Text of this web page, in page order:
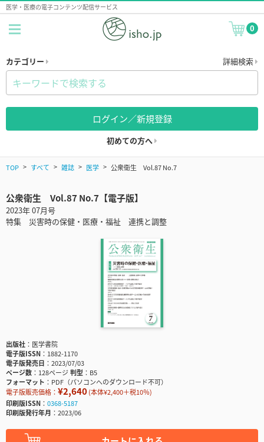
医学・医療の電子コンテンツ配信サービス
0
カテゴリー 詳細検索
ログイン／新規登録
初めての方へ
TOP すべて 雑誌 医学 公衆衛生 Vol.87 No.7
公衆衛生 Vol.87 No.7【電子版】
2023年 07月号
特集 災害時の保健・医療・福祉 連携と調整
出版社
医学書院
電子版ISSN
1882-1170
電子版発売日
2023/07/03
ページ数
128ページ判型
B5
フォーマット
PDF（パソコンへのダウンロード不可）
電子版販売価格： ¥2,640(本体¥2,400＋税10％)
印刷版ISSN
0368-5187
印刷版発行年月
2023/06